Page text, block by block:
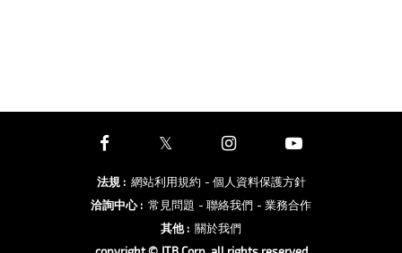
法規: 網站利用規約 - 個人資料保護方針
洽詢中心: 常見問題 - 聯絡我們 - 業務合作
其他: 關於我們